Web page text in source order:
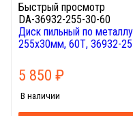
Быстрый просмотр
DA-36932-255-30-60
Диск пильный по
255х30мм, 60Т, 36932-
5 850 ₽
В наличии